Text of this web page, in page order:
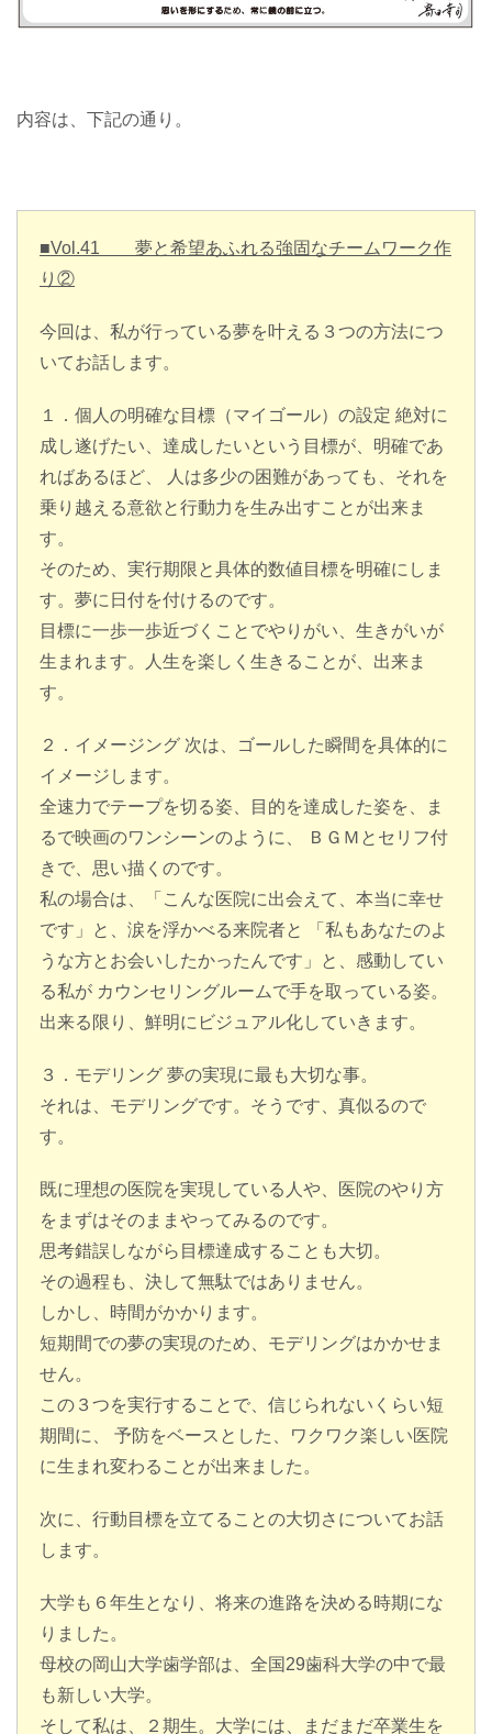
内容は、下記の通り。
■Vol.41
夢と希望あふれる強固なチームワーク作
り②
今回は、私が行っている夢を叶える３つの方法につ
いてお話します。
１．個人の明確な目標（マイゴール）の設定 絶対に
成し遂げたい、達成したいという目標が、明確であ
ればあるほど、 人は多少の困難があっても、それを
乗り越える意欲と行動力を生み出すことが出来ま
す。
そのため、実行期限と具体的数値目標を明確にしま
す。夢に日付を付けるのです。
目標に一歩一歩近づくことでやりがい、生きがいが
生まれます。人生を楽しく生きることが、出来ま
す。
２．イメージング 次は、ゴールした瞬間を具体的に
イメージします。
全速力でテープを切る姿、目的を達成した姿を、ま
るで映画のワンシーンのように、 ＢＧＭとセリフ付
きで、思い描くのです。
私の場合は、「こんな医院に出会えて、本当に幸せ
です」と、涙を浮かべる来院者と 「私もあなたのよ
うな方とお会いしたかったんです」と、感動してい
る私が カウンセリングルームで手を取っている姿。
出来る限り、鮮明にビジュアル化していきます。
３．モデリング 夢の実現に最も大切な事。
それは、モデリングです。そうです、真似るので
す。
既に理想の医院を実現している人や、医院のやり方
をまずはそのままやってみるのです。
思考錯誤しながら目標達成することも大切。
その過程も、決して無駄ではありません。
しかし、時間がかかります。
短期間での夢の実現のため、モデリングはかかせま
せん。
この３つを実行することで、信じられないくらい短
期間に、 予防をベースとした、ワクワク楽しい医院
に生まれ変わることが出来ました。
次に、行動目標を立てることの大切さについてお話
します。
大学も６年生となり、将来の進路を決める時期にな
りました。
母校の岡山大学歯学部は、全国29歯科大学の中で最
も新しい大学。
そして私は、２期生。大学には、まだまだ卒業生を